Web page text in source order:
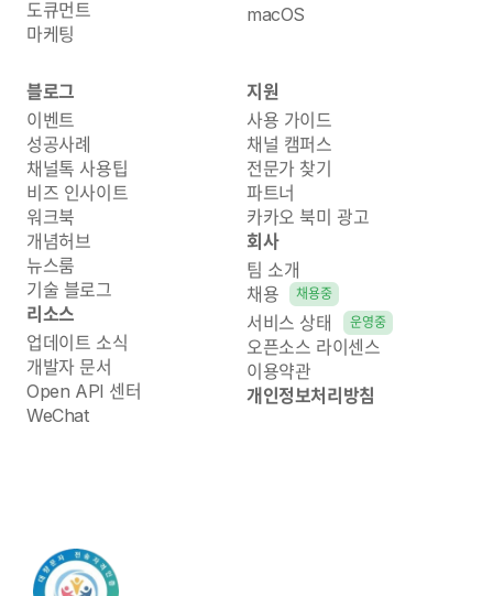
도큐먼트
마케팅
macOS
블로그
이벤트
성공사례
채널톡 사용팁
비즈 인사이트
워크북
개념허브
뉴스룸
기술 블로그
리소스
업데이트 소식
개발자 문서
Open API 센터
WeChat
지원
사용 가이드
채널 캠퍼스
전문가 찾기
파트너
카카오 북미 광고
회사
팀 소개
채용
채용중
서비스 상태 운영중
오픈소스 라이센스
이용약관
개인정보처리방침